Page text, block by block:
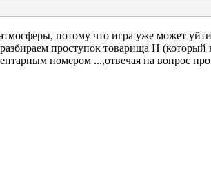
потому что игра уже может
проступок товарища Н
номером ...,отвечая на вопрос